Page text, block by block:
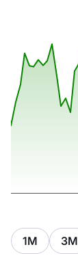
1M 3M